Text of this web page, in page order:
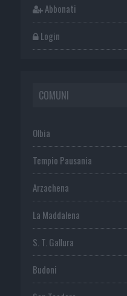
Abbonati
Login
COMUNI
Olbia
Tempio Pausania
Arzachena
La Maddalena
S. T. Gallura
Budoni